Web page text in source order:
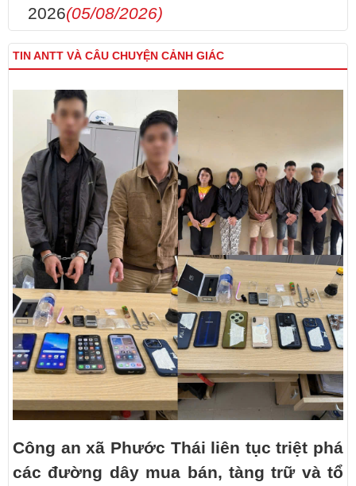
2026(05/08/2026)
TIN ANTT VÀ CÂU CHUYỆN CẢNH GIÁC
Công an xã Phước Thái liên tục triệt phá
các đường dây mua bán, tàng trữ và tổ